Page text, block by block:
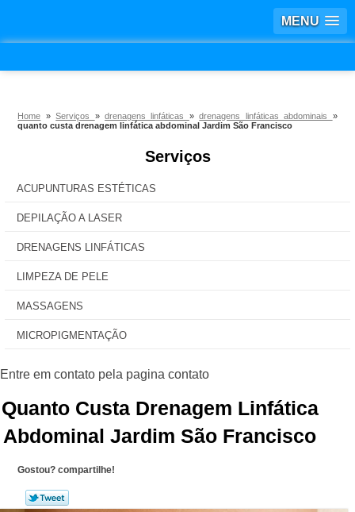
MENU
Home »Serviços »drenagens linfáticas »drenagens linfáticas abdominais »
quanto custa drenagem linfática abdominal Jardim São Francisco
Serviços
ACUPUNTURAS ESTÉTICAS
DEPILAÇÃO A LASER
DRENAGENS LINFÁTICAS
LIMPEZA DE PELE
MASSAGENS
MICROPIGMENTAÇÃO
Quanto Custa Drenagem Linfática
Abdominal Jardim São Francisco
Gostou? compartilhe!